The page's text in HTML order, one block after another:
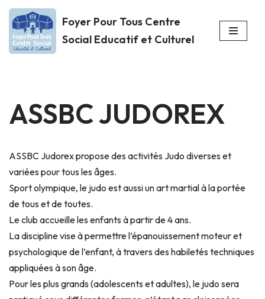
Aller
au
Foyer Pour Tous Centre
Social Educatif et Culturel
ASSBC JUDOREX
ASSBC Judorex propose des activités Judo diverses et
variées pour tous les âges.
Sport olympique, le judo est aussi un art martial à la portée
de tous et de toutes.
Le club accueille les enfants à partir de 4 ans.
La discipline vise à permettre l’épanouissement moteur et
psychologique de l’enfant, à travers des habiletés techniques
appliquées à son âge.
Pour les plus grands (adolescents et adultes), le judo sera